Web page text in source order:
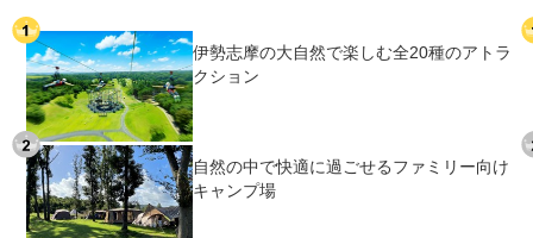
伊勢志摩の大自然で楽しむ全20種のアトラ
クション
自然の中で快適に過ごせるファミリー向け
キャンプ場